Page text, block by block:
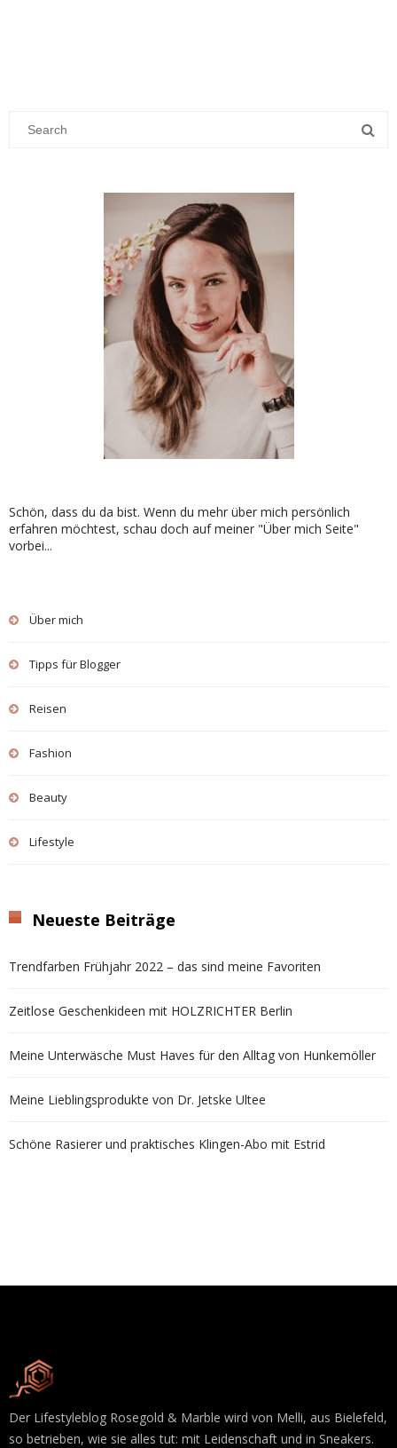
Schön, dass du da bist. Wenn du mehr über mich persönlich
erfahren möchtest, schau doch auf meiner "Über mich Seite"
vorbei...
Über mich
Tipps für Blogger
Reisen
Fashion
Beauty
Lifestyle
Neueste Beiträge
Trendfarben Frühjahr 2022 – das sind meine Favoriten
Zeitlose Geschenkideen mit HOLZRICHTER Berlin
Meine Unterwäsche Must Haves für den Alltag von Hunkemöller
Meine Lieblingsprodukte von Dr. Jetske Ultee
Schöne Rasierer und praktisches Klingen-Abo mit Estrid
Der Lifestyleblog Rosegold & Marble wird von Melli, aus Bielefeld,
so betrieben, wie sie alles tut: mit Leidenschaft und in Sneakers.